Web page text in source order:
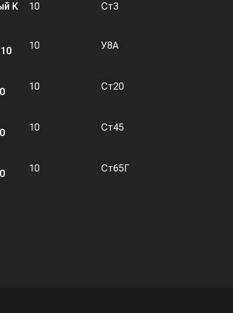
К 10 Ст3
10 У8А
10 Ст20
10 Ст45
10 Ст65Г